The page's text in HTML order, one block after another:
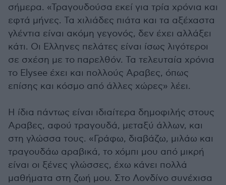
σήμερα. «Τραγουδούσα εκεί για τρία χρόνια και
εφτά μήνες. Τα χιλιάδες πιάτα και τα αξέχαστα
γλέντια είναι ακόμη γεγονός, δεν έχει αλλάξει
κάτι. Οι Ελληνες πελάτες είναι ίσως λιγότεροι
σε σχέση με το παρελθόν. Τα τελευταία χρόνια
το Elysee έχει και πολλούς Αραβες, όπως
επίσης και κόσμο από άλλες χώρες» λέει.
Η ίδια πάντως είναι ιδιαίτερα δημοφιλής στους
Αραβες, αφού τραγουδά, μεταξύ άλλων, και
στη γλώσσα τους. «Γράφω, διαβάζω, μιλάω και
τραγουδάω αραβικά, το χόμπι μου από μικρή
είναι οι ξένες γλώσσες, έχω κάνει πολλά
μαθήματα στη ζωή μου. Στο Λονδίνο συνέχισα